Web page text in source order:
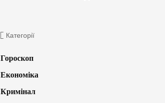
Категорії
Гороскоп
Економіка
Кримінал